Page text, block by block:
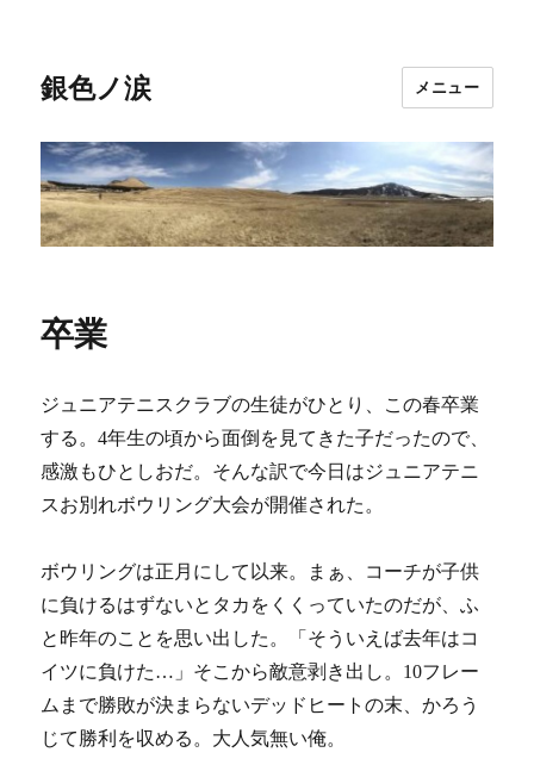
銀色ノ涙 メニュー
卒業
ジュニアテニスクラブの生徒がひとり、この春卒業
する。4年生の頃から面倒を見てきた子だったので、
感激もひとしおだ。そんな訳で今日はジュニアテニ
スお別れボウリング大会が開催された。
ボウリングは正月にして以来。まぁ、コーチが子供
に負けるはずないとタカをくくっていたのだが、ふ
と昨年のことを思い出した。「そういえば去年はコ
イツに負けた…」そこから敵意剥き出し。10フレー
ムまで勝敗が決まらないデッドヒートの末、かろう
じて勝利を収める。大人気無い俺。